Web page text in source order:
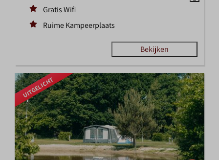
Gratis Wifi
Ruime Kampeerplaats
Bekijken
UITGELICHT